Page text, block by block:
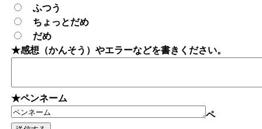
ふつう
ちょっとだめ
だめ
★感想（かんそう）やエラーなどを書きください。
★ペンネーム
ペ